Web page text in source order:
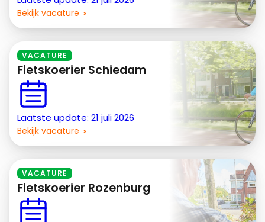
Bekijk vacature
VACATURE
Fietskoerier Schiedam
Laatste update: 21 juli 2026
Bekijk vacature
VACATURE
Fietskoerier Rozenburg